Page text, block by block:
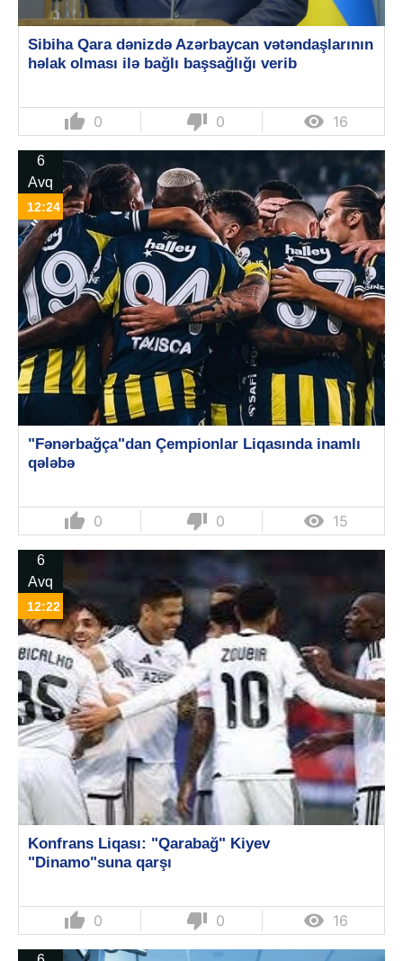
Sibiha Qara dənizdə Azərbaycan vətəndaşlarının
həlak olması ilə bağlı başsağlığı verib
thumb_up 0 thumb_down 0  16
6
Avq
12:24
"Fənərbağça"dan Çempionlar Liqasında inamlı
qələbə
thumb_up 0 thumb_down 0  15
6
Avq
12:22
Konfrans Liqası: "Qarabağ" Kiyev
"Dinamo"suna qarşı
thumb_up 0 thumb_down 0  16